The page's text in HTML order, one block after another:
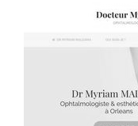
~365€/mois